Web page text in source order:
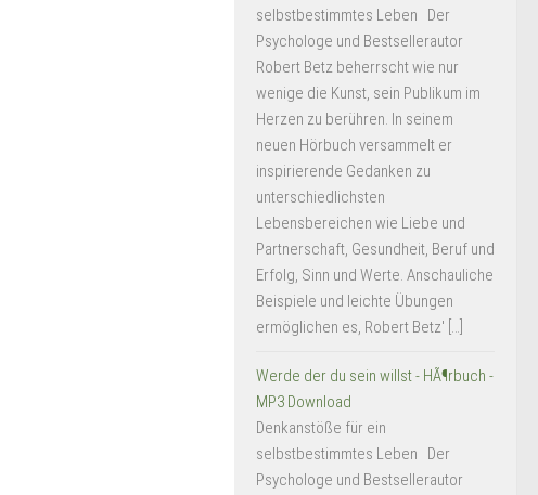
selbstbestimmtes Leben Der
Psychologe und Bestsellerautor
Robert Betz beherrscht wie nur
wenige die Kunst, sein Publikum im
Herzen zu berühren. In seinem
neuen Hörbuch versammelt er
inspirierende Gedanken zu
unterschiedlichsten
Lebensbereichen wie Liebe und
Partnerschaft, Gesundheit, Beruf und
Erfolg, Sinn und Werte. Anschauliche
Beispiele und leichte Übungen
ermöglichen es, Robert Betz' […]
Werde der du sein willst - HÃ¶rbuch -
MP3 Download
Denkanstöße für ein
selbstbestimmtes Leben Der
Psychologe und Bestsellerautor